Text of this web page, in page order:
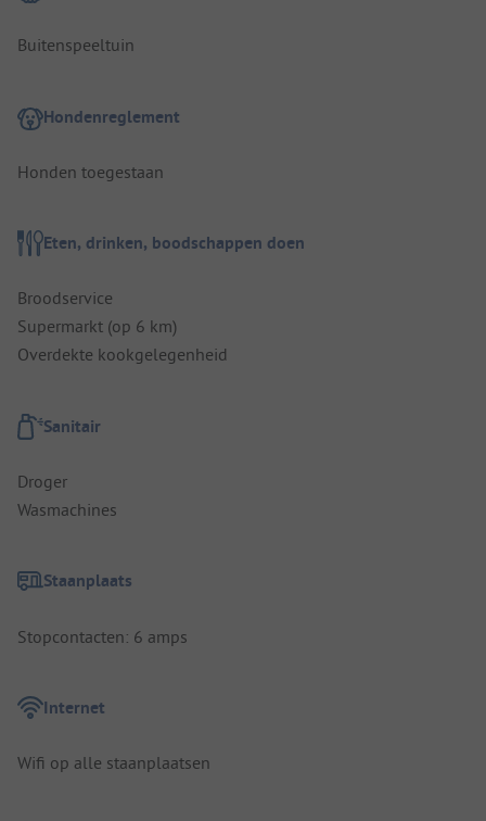
Buitenspeeltuin
Hondenreglement
Honden toegestaan
Eten, drinken, boodschappen doen
Broodservice
Supermarkt (op 6 km)
Overdekte kookgelegenheid
Sanitair
Droger
Wasmachines
Staanplaats
Stopcontacten: 6 amps
Internet
Wifi op alle staanplaatsen